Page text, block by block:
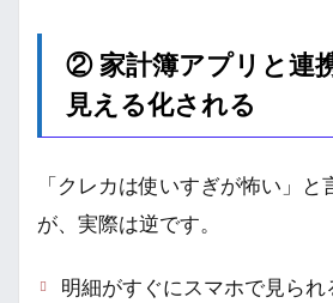
② 家計簿アプリと連
見える化される
「クレカは使いすぎが怖い」と
が、実際は逆です。
明細がすぐにスマホで見られ